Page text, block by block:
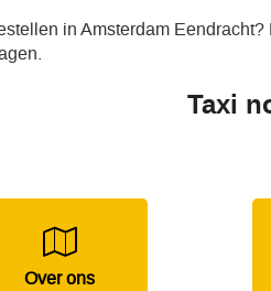
in Amsterdam
Taxi
Over ons